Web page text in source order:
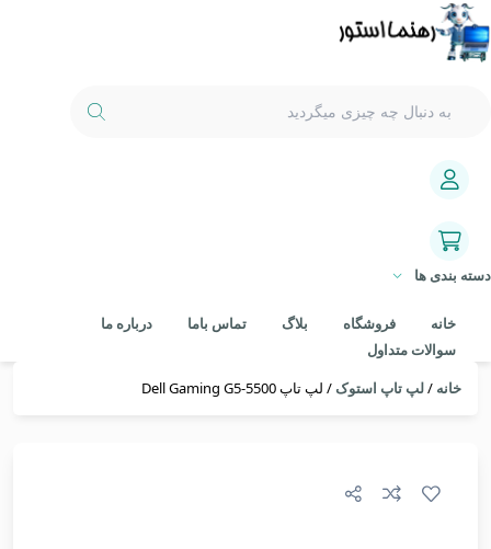
دسته بندی ها
خانه فروشگاه بلاگ تماس باما
درباره ما
سوالات متداول
خانه /لپ تاپ استوک / لپ تاپ Dell Gaming G5-5500